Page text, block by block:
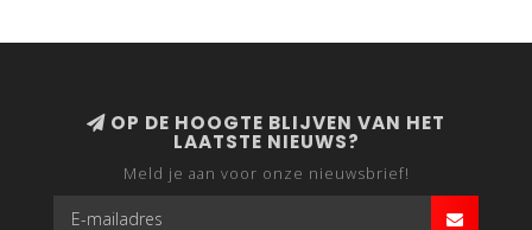
OP DE HOOGTE BLIJVEN VAN HET
LAATSTE NIEUWS?
Meld je aan voor onze nieuwsbrief!